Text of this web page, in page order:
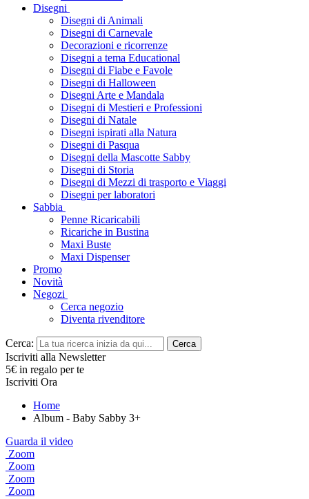
Disegni
Disegni di Animali
Disegni di Carnevale
Decorazioni e ricorrenze
Disegni a tema Educational
Disegni di Fiabe e Favole
Disegni di Halloween
Disegni Arte e Mandala
Disegni di Mestieri e Professioni
Disegni di Natale
Disegni ispirati alla Natura
Disegni di Pasqua
Disegni della Mascotte Sabby
Disegni di Storia
Disegni di Mezzi di trasporto e Viaggi
Disegni per laboratori
Sabbia
Penne Ricaricabili
Ricariche in Bustina
Maxi Buste
Maxi Dispenser
Promo
Novità
Negozi
Cerca negozio
Diventa rivenditore
Cerca: Cerca
Iscriviti alla Newsletter
5€ in regalo per te
Iscriviti Ora
Home
Album - Baby Sabby 3+
Guarda il video
Zoom
Zoom
Zoom
Zoom